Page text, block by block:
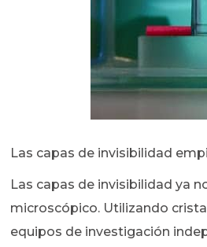
Las capas de invisibilidad
Las capas de invisibilidad ya
microscópico. Utilizando
equipos de investigación